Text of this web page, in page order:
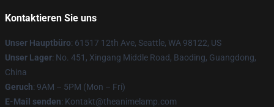
Kontaktieren Sie uns
Unser Hauptbüro: 61517 12th Ave, Seattle, WA 98122, US
Unser Lager: No. 451, Xingang Middle Road, Baoding, Guangdong,
China
Geruch: 9AM – 5PM (Mon – Fri)
E-Mail senden: Kontakt@theanimelamp.com